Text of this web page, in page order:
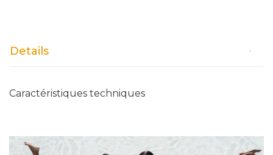
Details
Caractéristiques techniques